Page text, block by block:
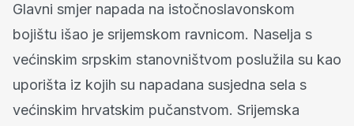
Glavni smjer napada na istočnoslavonskom
bojištu išao je srijemskom ravnicom. Naselja s
većinskim srpskim stanovništvom poslužila su kao
uporišta iz kojih su napadana susjedna sela s
većinskim hrvatskim pučanstvom. Srijemska